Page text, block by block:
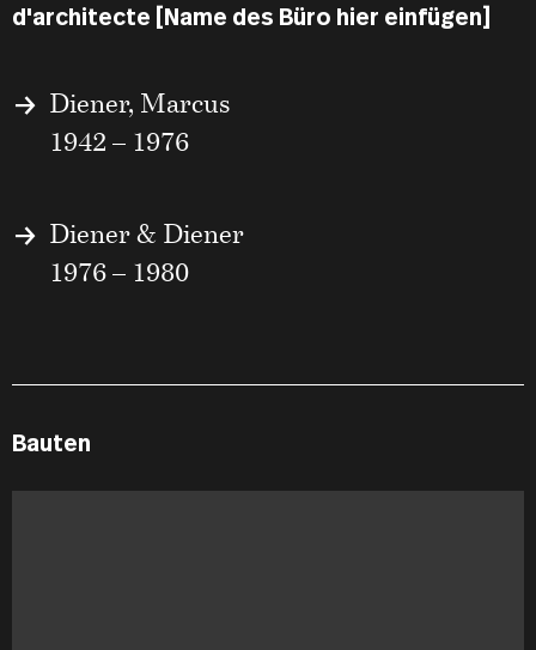
d'architecte [Name des Büro hier einfügen]
Diener, Marcus
1942 – 1976
Diener & Diener
1976 – 1980
Bauten